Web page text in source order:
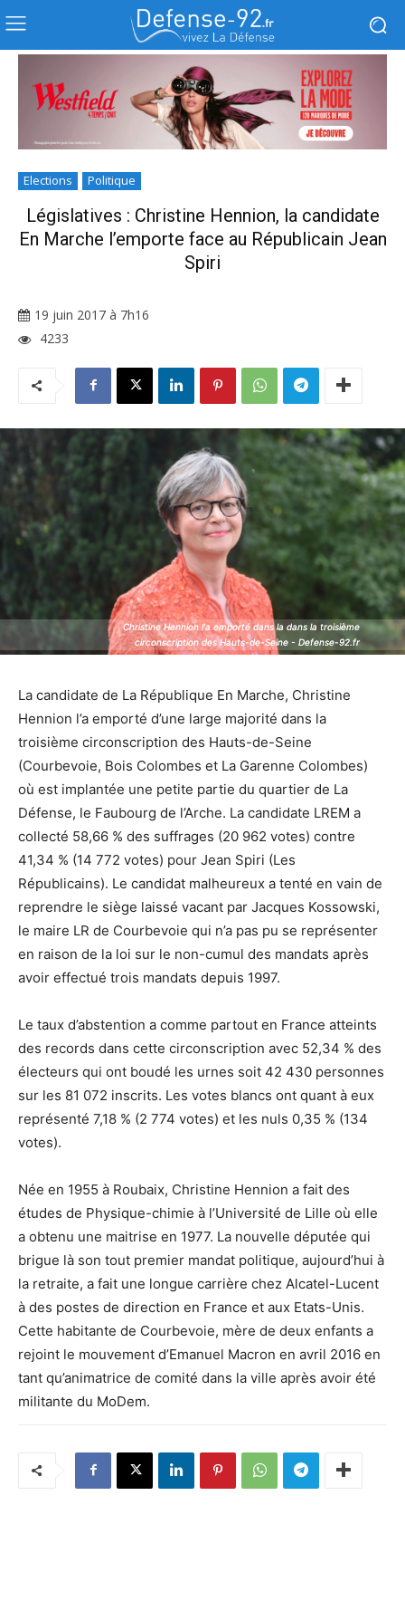
Elections Politique
Législatives : Christine Hennion, la candidate
En Marche l’emporte face au Républicain Jean
Spiri
19 juin 2017 à 7h16
4233
Christine Hennion l'a emporté dans la dans la troisième
circonscription des Hauts-de-Seine - Defense-92.fr
Christine Hennion l'a emporté dans la dans la troisième
circonscription des Hauts-de-Seine - Defense-92.fr
La candidate de La République En Marche, Christine
Hennion l’a emporté d’une large majorité dans la
troisième circonscription des Hauts-de-Seine
(Courbevoie, Bois Colombes et La Garenne Colombes)
où est implantée une petite partie du quartier de La
Défense, le Faubourg de l’Arche. La candidate LREM a
collecté 58,66 % des suffrages (20 962 votes) contre
41,34 % (14 772 votes) pour Jean Spiri (Les
Républicains). Le candidat malheureux a tenté en vain de
reprendre le siège laissé vacant par Jacques Kossowski,
le maire LR de Courbevoie qui n’a pas pu se représenter
en raison de la loi sur le non-cumul des mandats après
avoir effectué trois mandats depuis 1997.
Le taux d’abstention a comme partout en France atteints
des records dans cette circonscription avec 52,34 % des
électeurs qui ont boudé les urnes soit 42 430 personnes
sur les 81 072 inscrits. Les votes blancs ont quant à eux
représenté 7,18 % (2 774 votes) et les nuls 0,35 % (134
votes).
Née en 1955 à Roubaix, Christine Hennion a fait des
études de Physique-chimie à l’Université de Lille où elle
a obtenu une maitrise en 1977. La nouvelle députée qui
brigue là son tout premier mandat politique, aujourd’hui à
la retraite, a fait une longue carrière chez Alcatel-Lucent
à des postes de direction en France et aux Etats-Unis.
Cette habitante de Courbevoie, mère de deux enfants a
rejoint le mouvement d’Emanuel Macron en avril 2016 en
tant qu’animatrice de comité dans la ville après avoir été
militante du MoDem.